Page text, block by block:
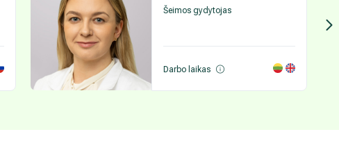
Šeimos gydytojas
Darbo laikas